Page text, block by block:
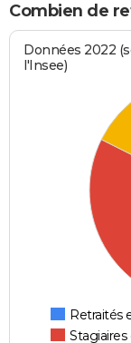
Combien de
Données 2022
l'Insee)
Retraités